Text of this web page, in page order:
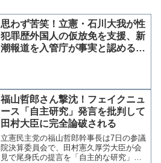
思わず苦笑！立憲・石川大我が性
犯罪歴外国人の仮放免を支援、新
潮報道を入管庁が事実と認める
福山哲郎さん撃沈！フェイクニュ
ース「自主研究」発言を批判して
田村大臣に完全論破される
立憲民主党の福山哲郎幹事長は7日の参議
院決算委員会で、田村憲久厚労大臣が会
見で尾身氏の提言を「自主的な研究」と